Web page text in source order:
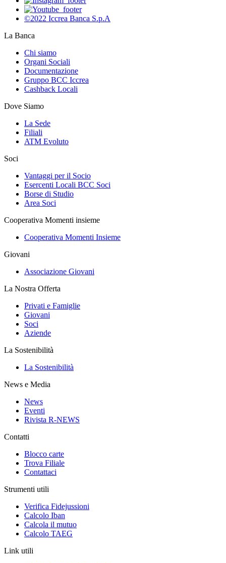
©2022 Iccrea Banca S.p.A
La Banca
Chi siamo
Organi Sociali
Documentazione
Gruppo BCC Iccrea
Cashback Locali
Dove Siamo
La Sede
Filiali
ATM Evoluto
Soci
Vantaggi per il Socio
Esercenti Locali BCC Soci
Borse di Studio
Area Soci
Cooperativa Momenti insieme
Cooperativa Momenti Insieme
Giovani
Associazione Giovani
La Nostra Offerta
Privati e Famiglie
Giovani
Soci
Aziende
La Sostenibilità
La Sostenibilità
News e Media
News
Eventi
Rivista R-NEWS
Contatti
Blocco carte
Trova Filiale
Contattaci
Strumenti utili
Verifica Fidejussioni
Calcolo Iban
Calcola il mutuo
Calcolo TAEG
Link utili